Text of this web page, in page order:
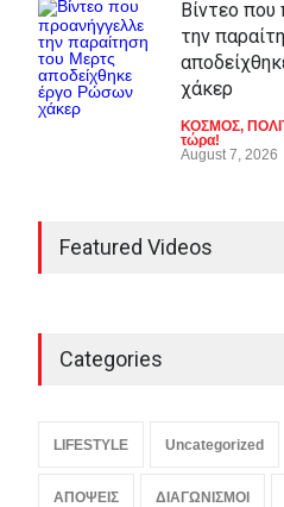
Βίντεο που
την
χάκερ
ΚΟΣΜΟΣ,
τώρα!
August 7, 2026
Featured Videos
Categories
LIFESTYLE Uncategorized
ΑΠΟΨΕΙΣ ΔΙΑΓΩΝΙΣΜΟΙ